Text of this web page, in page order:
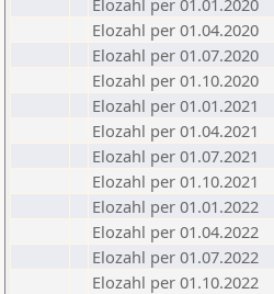
Elozahl per 01.01.2020
Elozahl per 01.04.2020
Elozahl per 01.07.2020
Elozahl per 01.10.2020
Elozahl per 01.01.2021
Elozahl per 01.04.2021
Elozahl per 01.07.2021
Elozahl per 01.10.2021
Elozahl per 01.01.2022
Elozahl per 01.04.2022
Elozahl per 01.07.2022
Elozahl per 01.10.2022